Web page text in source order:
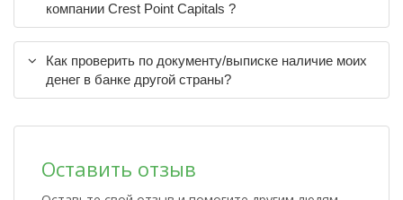
компании Crest Point Capitals ?
Как проверить по документу/выписке наличие моих
денег в банке другой страны?
Оставить отзыв